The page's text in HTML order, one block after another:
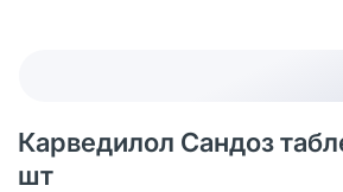
Карведилол Сандоз
шт